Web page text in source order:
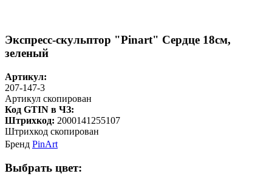
Экспресс-скульптор "Pinart" Сердце 18см,
зеленый
Артикул:
207-147-3
Артикул скопирован
Код GTIN в ЧЗ:
Штрихкод: 2000141255107
Штрихкод скопирован
Бренд PinArt
Выбрать цвет: